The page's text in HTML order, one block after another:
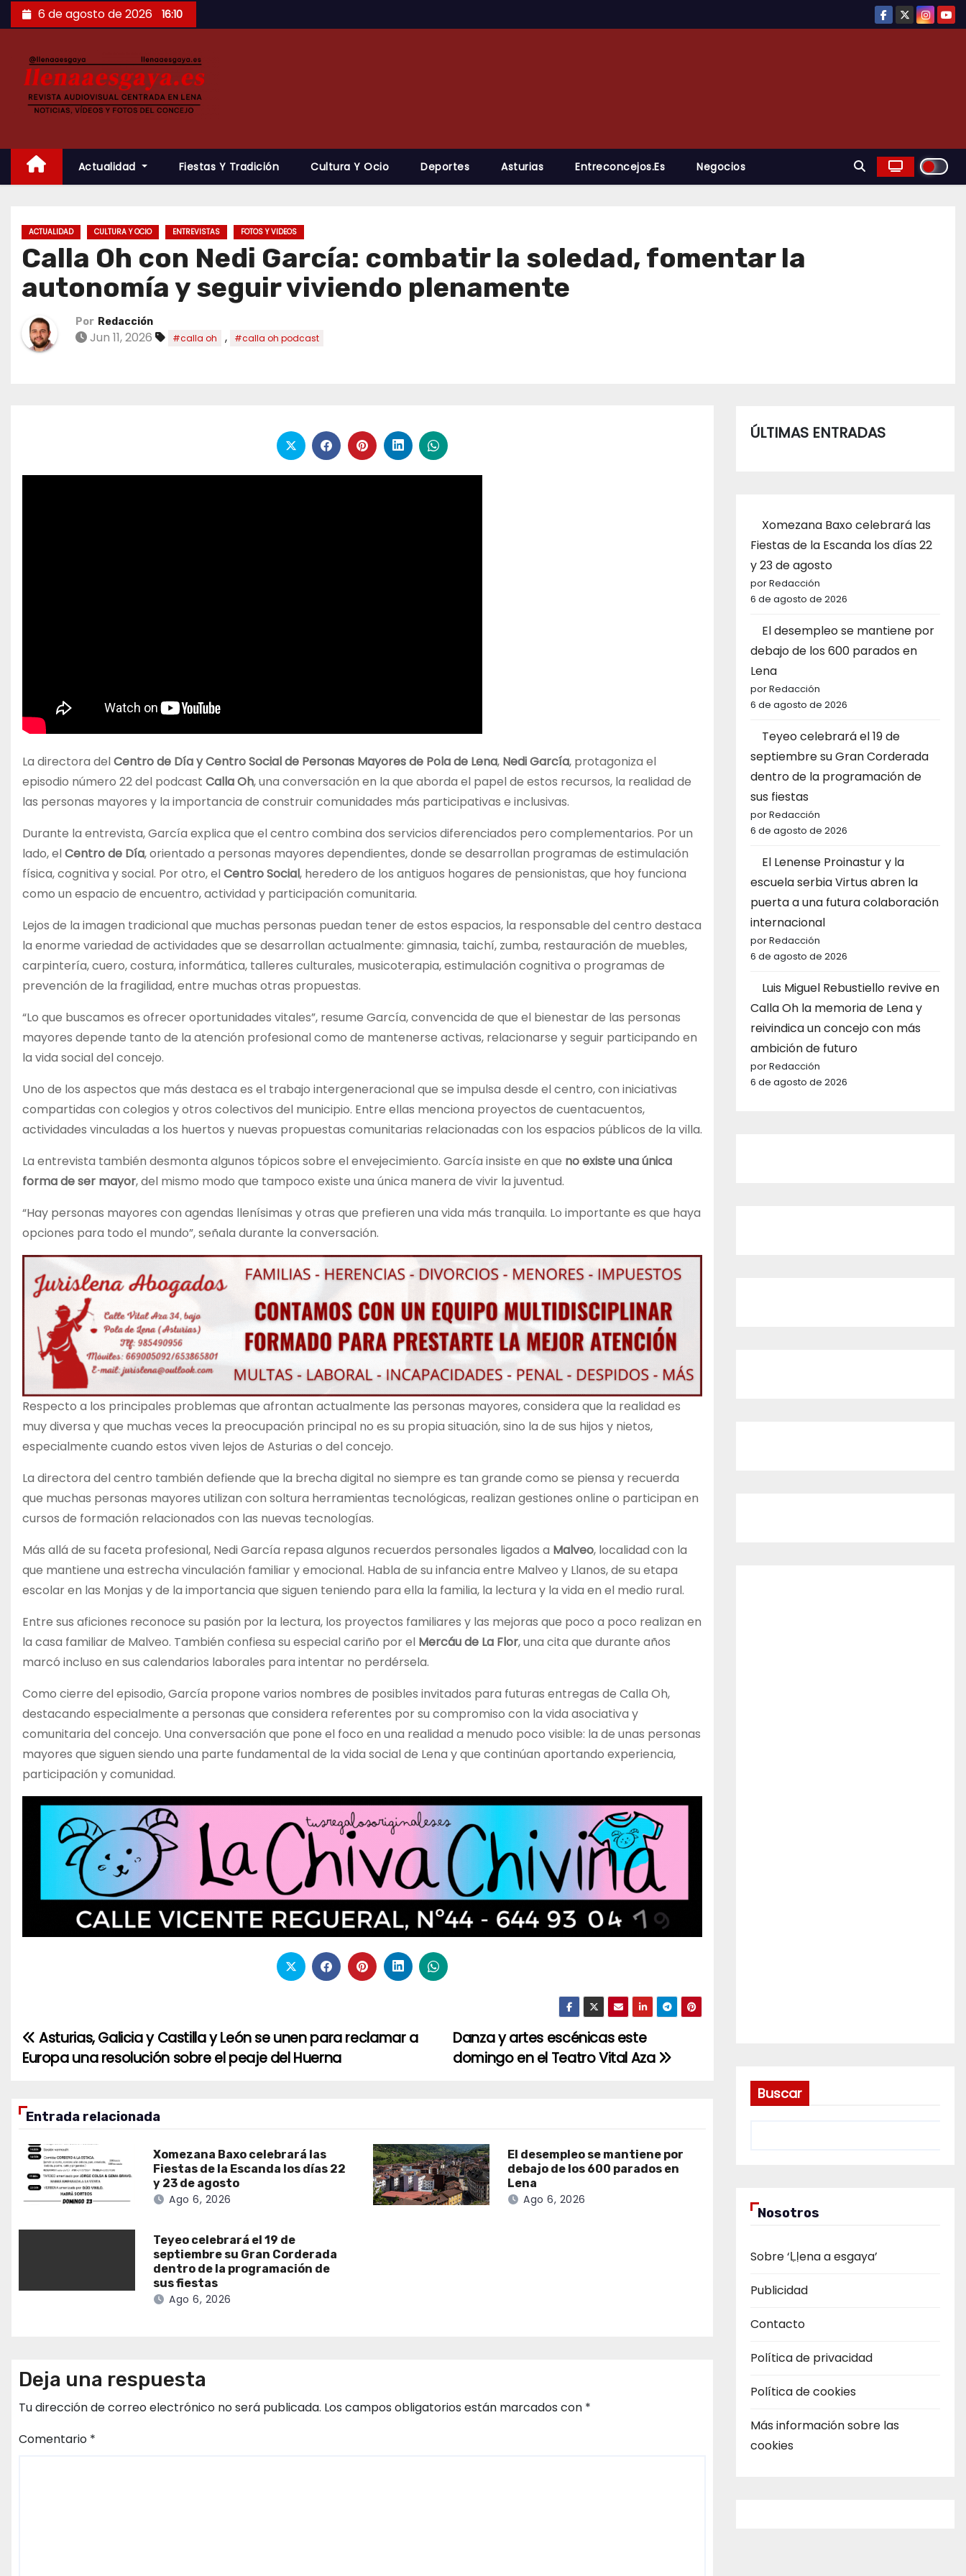
Saltar
al
6 de agosto de 2026 16:10
Actualidad Fiestas Y Tradición Cultura Y Ocio Deportes Asturias Entreconcejos.es Negocios
ACTUALIDAD CULTURA Y OCIO ENTREVISTAS FOTOS Y VIDEOS
Calla Oh con Nedi García: combatir la soledad, fomentar la
autonomía y seguir viviendo plenamente
Por Redacción
Jun 11, 2026 #calla oh , #calla oh podcast
La directora delCentro de Día y Centro Social de Personas Mayores de Pola de Lena, Nedi García, protagoniza el
episodio número 22 del podcast Calla Oh, una conversación en la que aborda el papel de estos recursos, la realidad de
las personas mayores y la importancia de construir comunidades más participativas e inclusivas.
Durante la entrevista, García explica que el centro combina dos servicios diferenciados pero complementarios. Por un
lado, elCentro de Día, orientado a personas mayores dependientes, donde se desarrollan programas de estimulación
física, cognitiva y social. Por otro, elCentro Social, heredero de los antiguos hogares de pensionistas, que hoy funciona
como un espacio de encuentro, actividad y participación comunitaria.
Lejos de la imagen tradicional que muchas personas puedan tener de estos espacios, la responsable del centro destaca
la enorme variedad de actividades que se desarrollan actualmente: gimnasia, taichí, zumba, restauración de muebles,
carpintería, cuero, costura, informática, talleres culturales, musicoterapia, estimulación cognitiva o programas de
prevención de la fragilidad, entre muchas otras propuestas.
“Lo que buscamos es ofrecer oportunidades vitales”, resume García, convencida de que el bienestar de las personas
mayores depende tanto de la atención profesional como de mantenerse activas, relacionarse y seguir participando en
la vida social del concejo.
Uno de los aspectos que más destaca es el trabajo intergeneracional que se impulsa desde el centro, con iniciativas
compartidas con colegios y otros colectivos del municipio. Entre ellas menciona proyectos de cuentacuentos,
actividades vinculadas a los huertos y nuevas propuestas comunitarias relacionadas con los espacios públicos de la villa.
La entrevista también desmonta algunos tópicos sobre el envejecimiento. García insiste en que no existe una única
forma de ser mayor, del mismo modo que tampoco existe una única manera de vivir la juventud.
“Hay personas mayores con agendas llenísimas y otras que prefieren una vida más tranquila. Lo importante es que haya
opciones para todo el mundo”, señala durante la conversación.
Respecto a los principales problemas que afrontan actualmente las personas mayores, considera que la realidad es
muy diversa y que muchas veces la preocupación principal no es su propia situación, sino la de sus hijos y nietos,
especialmente cuando estos viven lejos de Asturias o del concejo.
La directora del centro también defiende que la brecha digital no siempre es tan grande como se piensa y recuerda
que muchas personas mayores utilizan con soltura herramientas tecnológicas, realizan gestiones online o participan en
cursos de formación relacionados con las nuevas tecnologías.
Más allá de su faceta profesional, Nedi García repasa algunos recuerdos personales ligados a Malveo, localidad con la
que mantiene una estrecha vinculación familiar y emocional. Habla de su infancia entre Malveo y Llanos, de su etapa
escolar en las Monjas y de la importancia que siguen teniendo para ella la familia, la lectura y la vida en el medio rural.
Entre sus aficiones reconoce su pasión por la lectura, los proyectos familiares y las mejoras que poco a poco realizan en
la casa familiar de Malveo. También confiesa su especial cariño por el Mercáu de La Flor, una cita que durante años
marcó incluso en sus calendarios laborales para intentar no perdérsela.
Como cierre del episodio, García propone varios nombres de posibles invitados para futuras entregas de Calla Oh,
destacando especialmente a personas que considera referentes por su compromiso con la vida asociativa y
comunitaria del concejo. Una conversación que pone el foco en una realidad a menudo poco visible: la de unas personas
mayores que siguen siendo una parte fundamental de la vida social de Lena y que continúan aportando experiencia,
participación y comunidad.
Navegación
de
entradas
Danza y artes escénicas este
domingo en el Teatro Vital Aza
Asturias, Galicia y Castilla y León se unen para reclamar a
Europa una resolución sobre el peaje del Huerna
Entrada relacionada
Xomezana Baxo celebrará las
Fiestas de la Escanda los días 22
y 23 de agosto
Ago 6, 2026
El desempleo se mantiene por
debajo de los 600 parados en
Lena
Ago 6, 2026
Teyeo celebrará el 19 de
septiembre su Gran Corderada
dentro de la programación de
sus fiestas
Ago 6, 2026
Deja una respuesta
Tu dirección de correo electrónico no será publicada. Los campos obligatorios están marcados con *
Comentario *
ÚLTIMAS ENTRADAS
Xomezana Baxo celebrará las
Fiestas de la Escanda los días 22
y 23 de agosto
por Redacción
6 de agosto de 2026
El desempleo se mantiene por
debajo de los 600 parados en
Lena
por Redacción
6 de agosto de 2026
Teyeo celebrará el 19 de
septiembre su Gran Corderada
dentro de la programación de
sus fiestas
por Redacción
6 de agosto de 2026
El Lenense Proinastur y la
escuela serbia Virtus abren la
puerta a una futura colaboración
internacional
por Redacción
6 de agosto de 2026
Luis Miguel Rebustiello revive en
Calla Oh la memoria de Lena y
reivindica un concejo con más
ambición de futuro
por Redacción
6 de agosto de 2026
Buscar
Nosotros
Sobre ‘Ḷḷena a esgaya’
Publicidad
Contacto
Política de privacidad
Política de cookies
Más información sobre las
cookies